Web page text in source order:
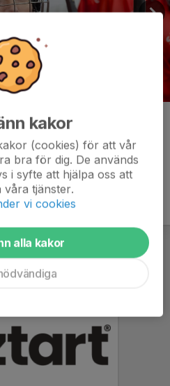
kakor
(cookies) för att vår
bra för dig. De används
i syfte att hjälpa oss att
tjänster.
vi cookies
alla kakor